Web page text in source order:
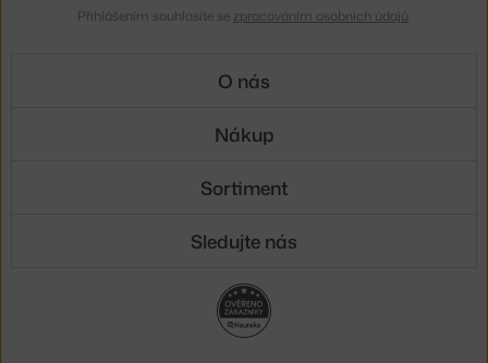
Přihlášením souhlasíte se zpracováním osobních údajů
O nás
Nákup
Sortiment
Sledujte nás